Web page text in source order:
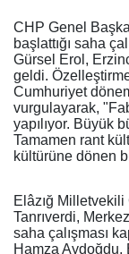
CHP Genel
başlattığı saha
Gürsel Erol,
geldi. Özelleştirme
Cumhuriyet
vurgulayarak,
yapılıyor. Büyük
Tamamen rant
kültürüne dönen
Elâzığ Milletvekili
Tanrıverdi,
saha çalışması
Hamza Aydoğdu,